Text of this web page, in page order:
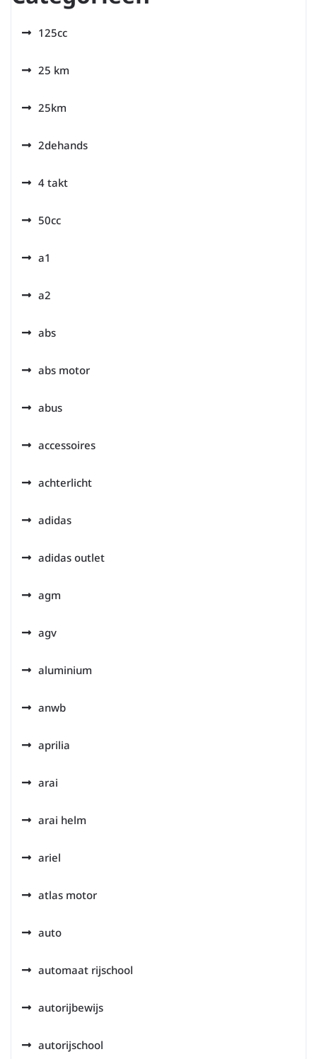
125cc
25 km
25km
2dehands
4 takt
50cc
a1
a2
abs
abs motor
abus
accessoires
achterlicht
adidas
adidas outlet
agm
agv
aluminium
anwb
aprilia
arai
arai helm
ariel
atlas motor
auto
automaat rijschool
autorijbewijs
autorijschool